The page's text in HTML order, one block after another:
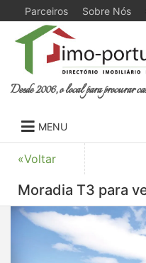
Parceiros Sobre Nós
Desde 2006, o local para procurar
MENU
«Voltar
Moradia T3 para